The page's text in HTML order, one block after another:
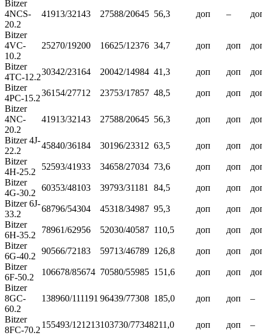
Bitzer
4NCS-
20.2
41913/32143 27588/20645 56,3 доп –
Bitzer
4VC-
10.2
25270/19200 16625/12376 34,7 доп доп
Bitzer
4TC-12.2
30342/23164 20042/14984 41,3 доп доп
Bitzer
4PC-15.2
36154/27712 23753/17857 48,5 доп доп
Bitzer
4NC-
20.2
41913/32143 27588/20645 56,3 доп доп
Bitzer 4J-
22.2
45840/36184 30196/23312 63,5 доп доп
Bitzer
4H-25.2
52593/41933 34658/27034 73,6 доп доп
Bitzer
4G-30.2
60353/48103 39793/31181 84,5 доп доп
Bitzer 6J-
33.2
68796/54304 45318/34987 95,3 доп доп
Bitzer
6H-35.2
78961/62956 52030/40587 110,5 доп доп
Bitzer
6G-40.2
90566/72183 59713/46789 126,8 доп доп
Bitzer
6F-50.2
106678/85674 70580/55985 151,6 доп доп
Bitzer
8GC-
60.2
138960/111191 96439/77308 185,0 доп доп –
Bitzer
8FC-70.2
155493/121213103730/77348211,0 доп доп –